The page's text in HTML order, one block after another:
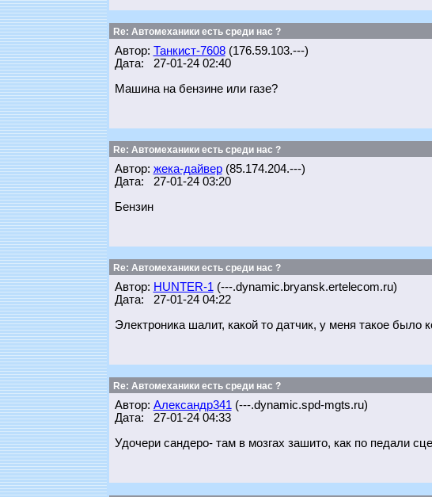
Re: Автомеханики есть среди нас ?
Автор: Танкист-7608(176.59.103.---)
Дата: 27-01-24 02:40
Машина на бензине или газе?
Re: Автомеханики есть среди нас ?
Автор: жека-дайвер(85.174.204.---)
Дата: 27-01-24 03:20
Бензин
Re: Автомеханики есть среди нас ?
Автор: HUNTER-1 (---.dynamic.bryansk.ertelecom.ru)
Дата: 27-01-24 04:22
Электроника шалит, какой то датчик, у меня такое было
Re: Автомеханики есть среди нас ?
Автор: Александр341 (---.dynamic.spd-mgts.ru)
Дата: 27-01-24 04:33
Удочери сандеро- там в мозгах зашито, как по педали